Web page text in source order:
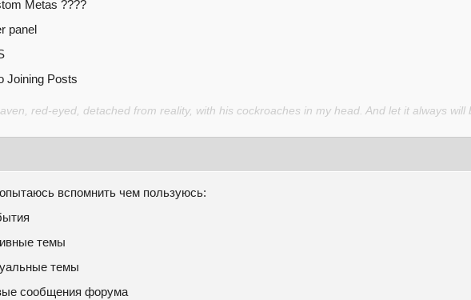
Metas ????
panel
Joining Posts
red-eyed, detached from reality, with his cockroaches in my head. And let it always will
вспомнить чем пользуюсь:
темы
темы
сообщения форума